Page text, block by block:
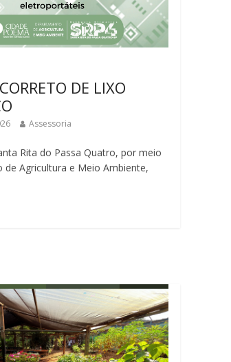
DE LIXO
Assessoria
Rita do Passa Quatro, por meio
Agricultura e Meio Ambiente,